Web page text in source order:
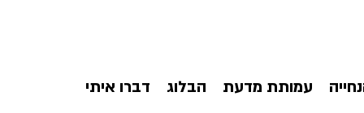
עמותת מדעת הבלוג דברו איתי